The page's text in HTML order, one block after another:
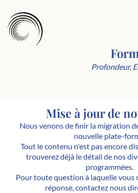
Profondeur,
Mise à jour de
Nous venons de finir la migration
nouvelle plate-
Tout le contenu n'est pas encore
trouverez déjà le détail de nos
programmées.
Pour toute question à laquelle vous
réponse, contactez nous